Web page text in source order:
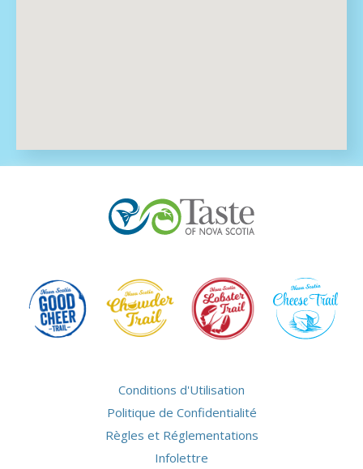
Conditions d'Utilisation
Politique de Confidentialité
Règles et Réglementations
Infolettre